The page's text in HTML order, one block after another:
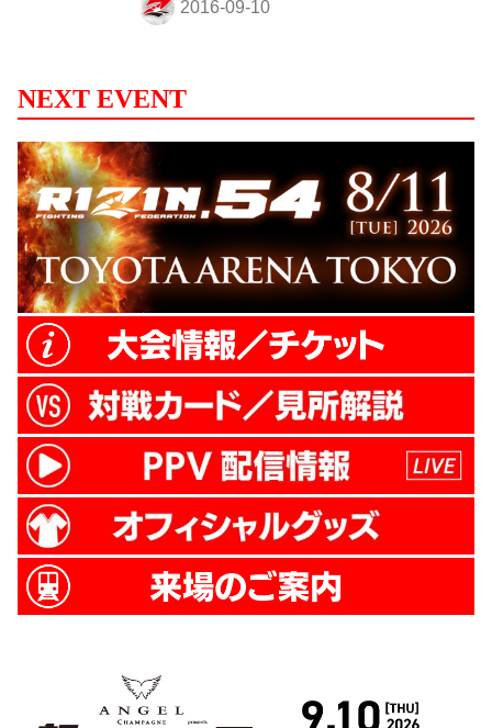
戦の優勝チーム そして個人戦の成績優勝者
手・関係者から見どころを聞くもよし ファ
ンクラブ会員様同士で事前に語り合うもよ
し、9月25日の大会を更に楽しむ為に是非
ご参加ください。 ■イベント名：強者ノ巣
ボウリング大会（仮） ■日時：2016年9月
17日（土） ■集合：14時45分（予定） 開
始：15時00分（予定...
NEXT EVENT